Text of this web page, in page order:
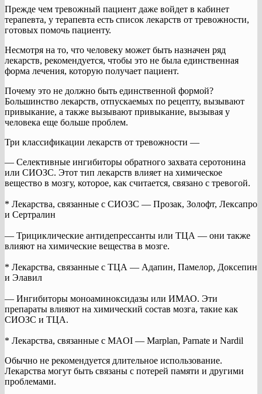
Прежде чем тревожный пациент даже войдет в кабинет
терапевта, у терапевта есть список лекарств от тревожности,
готовых помочь пациенту.
Несмотря на то, что человеку может быть назначен ряд
лекарств, рекомендуется, чтобы это не была единственная
форма лечения, которую получает пациент.
Почему это не должно быть единственной формой?
Большинство лекарств, отпускаемых по рецепту, вызывают
привыкание, а также вызывают привыкание, вызывая у
человека еще больше проблем.
Три классификации лекарств от тревожности —
— Селективные ингибиторы обратного захвата серотонина
или СИОЗС. Этот тип лекарств влияет на химическое
вещество в мозгу, которое, как считается, связано с тревогой.
* Лекарства, связанные с СИОЗС — Прозак, Золофт, Лексапро
и Сертралин
— Трициклические антидепрессанты или ТЦА — они также
влияют на химические вещества в мозге.
* Лекарства, связанные с ТЦА — Адапин, Памелор, Доксепин
и Элавил
— Ингибиторы моноаминоксидазы или ИМАО. Эти
препараты влияют на химический состав мозга, такие как
СИОЗС и ТЦА.
* Лекарства, связанные с MAOI — Marplan, Parnate и Nardil
Обычно не рекомендуется длительное использование.
Лекарства могут быть связаны с потерей памяти и другими
проблемами.